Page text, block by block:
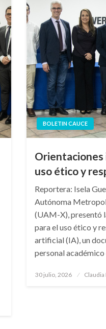
BOLETIN CAUCE
uso ético y
Reportera: Isela
Autónoma
(UAM-X), presentó
para el uso ético y
artificial (IA), un
personal
Publicado
30 julio, 2026 Claudia